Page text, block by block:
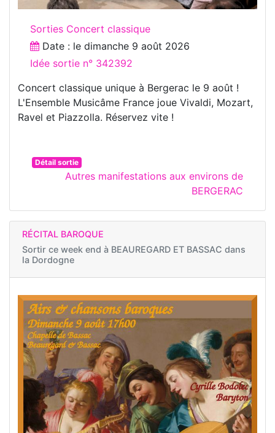
Sorties Concert classique
Date : le dimanche 9 août 2026
Idée sortie n° 342392
Concert classique unique à Bergerac le 9 août !
L'Ensemble Musicâme France joue Vivaldi, Mozart,
Ravel et Piazzolla. Réservez vite !
Détail sortie
Autres manifestations aux environs de
BERGERAC
RÉCITAL BAROQUE
Sortir ce week end à BEAUREGARD ET BASSAC dans
la Dordogne